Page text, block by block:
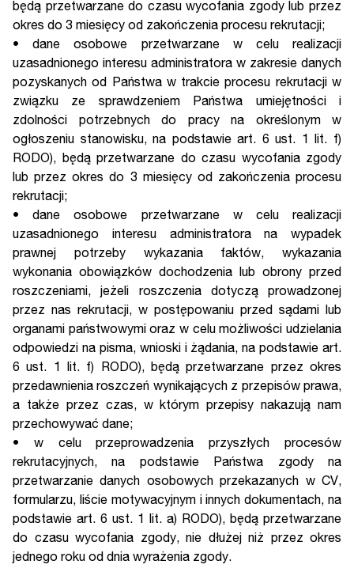
będą przetwarzane do czasu wycofania zgody lub przez
okres do 3 miesięcy od zakończenia procesu rekrutacji;
• dane osobowe przetwarzane w celu realizacji
uzasadnionego interesu administratora w zakresie danych
pozyskanych od Państwa w trakcie procesu rekrutacji w
związku ze sprawdzeniem Państwa umiejętności i
zdolności potrzebnych do pracy na określonym w
ogłoszeniu stanowisku, na podstawie art. 6 ust. 1 lit. f)
RODO), będą przetwarzane do czasu wycofania zgody
lub przez okres do 3 miesięcy od zakończenia procesu
rekrutacji;
• dane osobowe przetwarzane w celu realizacji
uzasadnionego interesu administratora na wypadek
prawnej potrzeby wykazania faktów, wykazania
wykonania obowiązków dochodzenia lub obrony przed
roszczeniami, jeżeli roszczenia dotyczą prowadzonej
przez nas rekrutacji, w postępowaniu przed sądami lub
organami państwowymi oraz w celu możliwości udzielania
odpowiedzi na pisma, wnioski i żądania, na podstawie art.
6 ust. 1 lit. f) RODO), będą przetwarzane przez okres
przedawnienia roszczeń wynikających z przepisów prawa,
a także przez czas, w którym przepisy nakazują nam
przechowywać dane;
• w celu przeprowadzenia przyszłych procesów
rekrutacyjnych, na podstawie Państwa zgody na
przetwarzanie danych osobowych przekazanych w CV,
formularzu, liście motywacyjnym i innych dokumentach, na
podstawie art. 6 ust. 1 lit. a) RODO), będą przetwarzane
do czasu wycofania zgody, nie dłużej niż przez okres
jednego roku od dnia wyrażenia zgody.